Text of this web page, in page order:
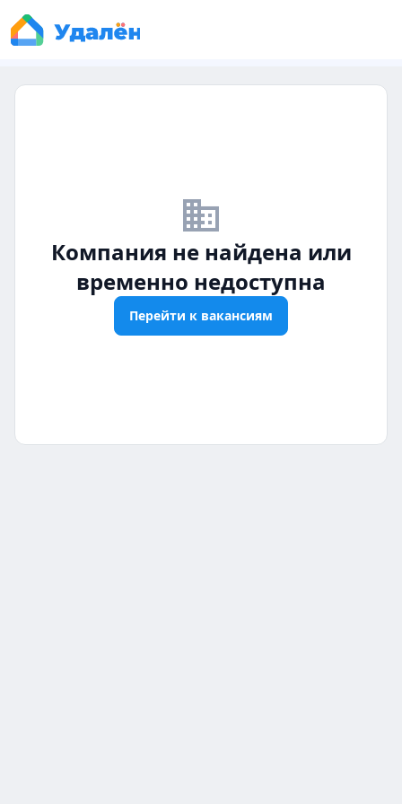
business_off
Компания не найдена или
временно недоступна
Перейти к вакансиям